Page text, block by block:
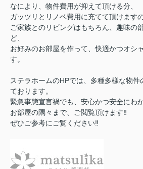
なにより、物件費用が抑えて頂ける分、
ガッツリとリノベ費用に充てて頂けますの
ご家族とのリビングはもちろん、趣味の
ど、
お好みのお部屋を作って、快適かつオシ
す。
ステラホームのHPでは、多種多様な物件
ております。
緊急事態宣言禍でも、安心かつ安全にわ
お部屋の隅々まで、ご閲覧頂けます‼︎
ぜひご参考にご覧ください‼︎